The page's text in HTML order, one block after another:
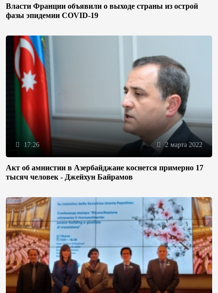
Власти Франции объявили о выходе страны из острой
фазы эпидемии COVID-19
17:26 2 марта 2022
Акт об амнистии в Азербайджане коснется примерно 17
тысяч человек - Джейхун Байрамов